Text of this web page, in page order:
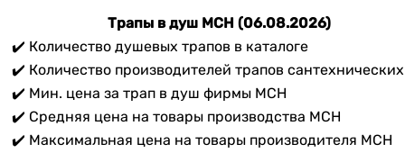
Трапы в душ MCH (06.08.2026)
✔️ Количество душевых трапов в каталоге
✔️ Количество производителей трапов сантехнических
✔️ Мин. цена за трап в душ фирмы МСН
✔️ Средняя цена на товары производства МСН
✔️ Максимальная цена на товары производителя MCH